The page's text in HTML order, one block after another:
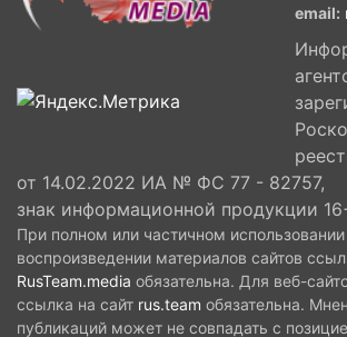
email:
от 14.02.2022 ИА № ФС 77 - 82757,
знак информационной продукции
При полном или частичном
воспроизведении материалов сайтов
RusTeam.media обязательна. Для веб-
ссылка на сайт rus.team обязательна.
публикаций может не совпадать с